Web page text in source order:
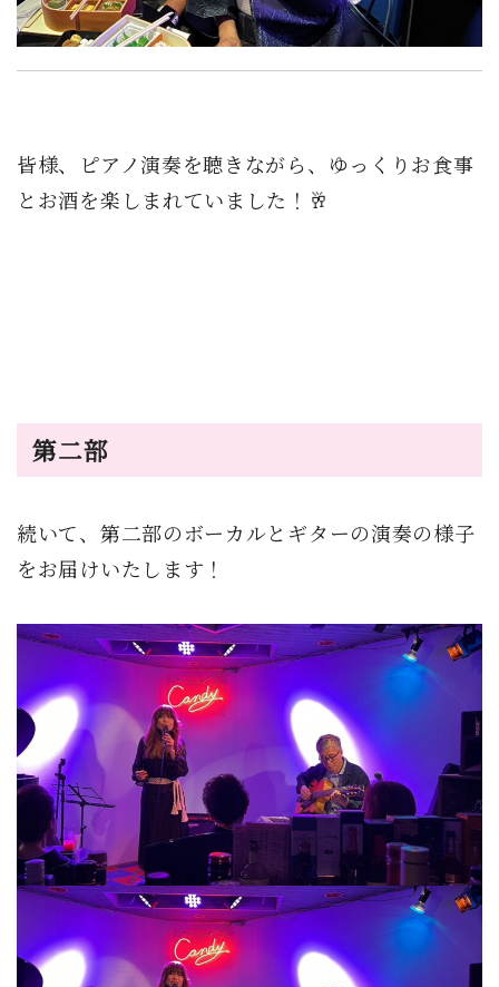
皆様、ピアノ演奏を聴きながら、ゆっくりお食事
とお酒を楽しまれていました！🥂
第二部
続いて、第二部のボーカルとギターの演奏の様子
をお届けいたします！